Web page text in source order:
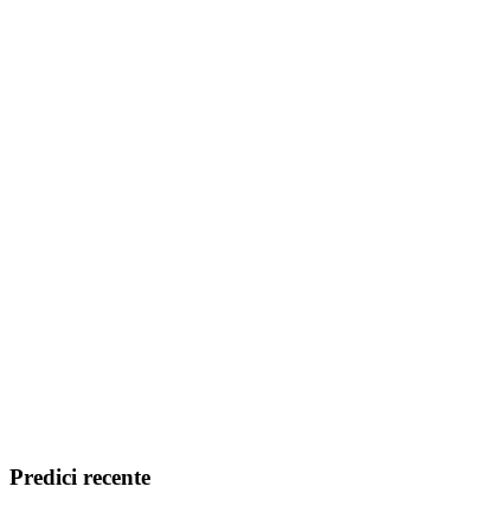
Predici recente